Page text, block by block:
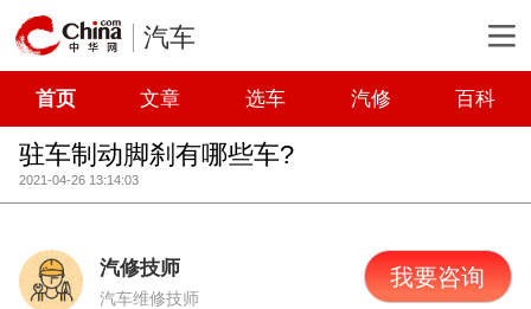
汽车
首页 文章 选车 汽修 百科
驻车制动脚刹有哪些车?
2021-04-26 13:14:03
汽修技师
汽车维修技师
我要咨询